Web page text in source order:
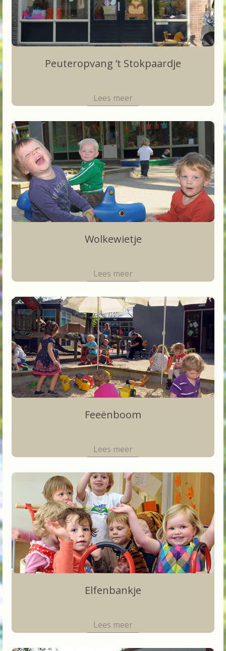
Peuteropvang ’t Stokpaardje
Wolkewietje
Feeënboom
Elfenbankje